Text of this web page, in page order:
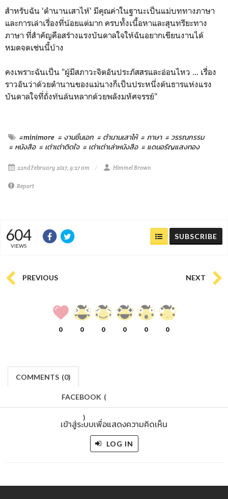
สำหรับฉัน 'ตำนานเสาไห้' มีคุณค่าในฐานะเป็นแม่บททางภาษา
และการเล่าเรื่องที่น้อยแต่มาก ครบทั้งเนื้อหาและสุนทรียะทาง
ภาษา ที่สำคัญคือสร้างแรงบันดาลใจให้ฉันอยากเขียนงานได้
หมดจดเช่นนี้บ้าง
คงเพราะฉันเป็น "ผู้มีสภาวะจิตอันประภัสสรและอ่อนไหว ... เรื่อง
ราวอันว่าด้วยตำนานของแม่นางก็เป็นประหนึ่งต้นธารแห่งแรง
บันดาลใจที่ถั่งท้นล้นหลากด้วยพลังมหัศจรรย์"
#minimore # งานชิ้นเอก # ตำนานเสาไห้ # ภาษา # วรรณกรรม
# หนังสือ # เต่าเต่าติดใจ # เต่าเต่าเล่าหนังสือ # แดนอรัญแสงทอง
22nd February 2017, 9:27 am Himmel Brown
Report
604
VIEWS
SUBSCRIBE
PREVIOUS NEXT
0 0 0 0 0 0
COMMENTS (0)
FACEBOOK (
)
เข้าสู่ระบบเพื่อแสดงความคิดเห็น
LOG IN